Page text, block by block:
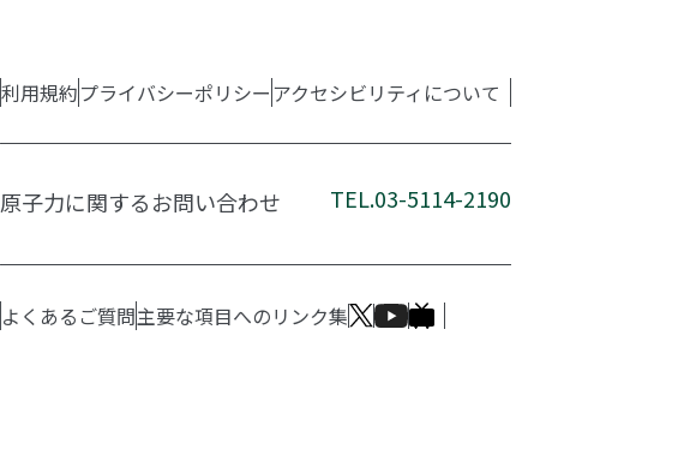
利用規約プライバシーポリシーアクセシビリティについて
原子力に関するお問い合わせ TEL.03-5114-2190
よくあるご質問主要な項目へのリンク集